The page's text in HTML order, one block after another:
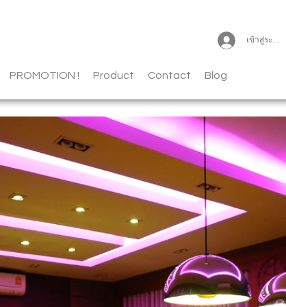
เข้าสู่ระบบ
PROMOTION ! Product Contact Blog